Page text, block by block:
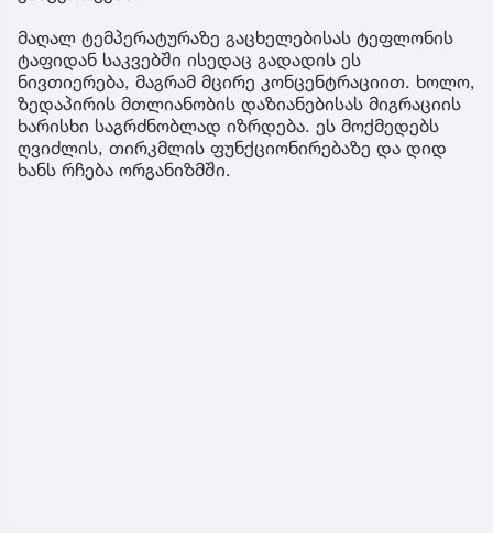
მაღალ ტემპერატურაზე გაცხელებისას ტეფლონის
ტაფიდან საკვებში ისედაც გადადის ეს
ნივთიერება, მაგრამ მცირე კონცენტრაციით. ხოლო,
ზედაპირის მთლიანობის დაზიანებისას მიგრაციის
ხარისხი საგრძნობლად იზრდება. ეს მოქმედებს
ღვიძლის, თირკმლის ფუნქციონირებაზე და დიდ
ხანს რჩება ორგანიზმში.